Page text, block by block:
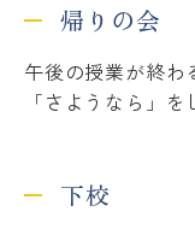
帰りの会
午後の授業が終わ
「さようなら」を
下校